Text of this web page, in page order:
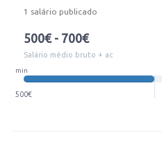
1 salário publicado
500€ - 700€
Salário médio bruto + ac
min
500€